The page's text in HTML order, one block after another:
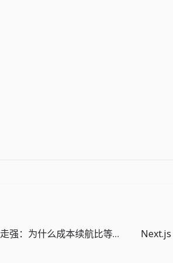
美国就业意外走强：为什么成本续航比等待降息更重要